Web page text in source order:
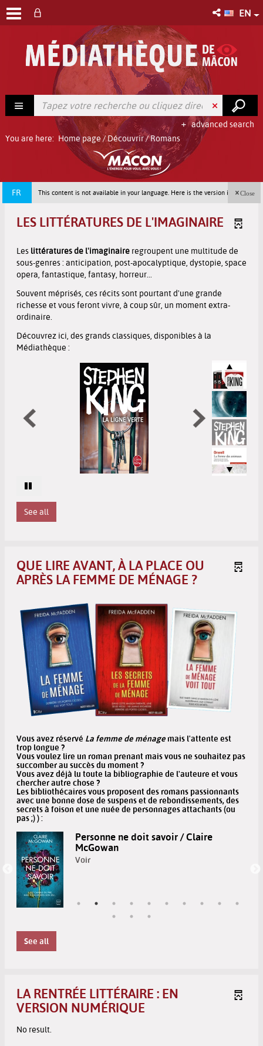
EN
advanced search
You are here: Home page/Découvrir/Romans
FR This content is not available in your language. Here is the version in french
Close
LES LITTÉRATURES DE L'IMAGINAIRE
Les littératures de l'imaginaire regroupent une multitude de
sous-genres : anticipation, post-apocalyptique, dystopie, space
opera, fantastique, fantasy, horreur...
Souvent méprisés, ces récits sont pourtant d'une grande
richesse et vous feront vivre, à coup sûr, un moment extra-
ordinaire.
Découvrez ici, des grands classiques, disponibles à la
Médiathèque :
See all
QUE LIRE AVANT, À LA PLACE OU
APRÈS LA FEMME DE MÉNAGE ?
Vous avez réservé La femme de ménage mais l'attente est
trop longue ?
Vous voulez lire un roman prenant mais vous ne souhaitez pas
succomber au succès du moment ?
Vous avez déjà lu toute la bibliographie de l'auteure et vous
chercher autre chose ?
Les bibliothécaires vous proposent des romans passionnants
avec une bonne dose de suspens et de rebondissements, des
secrets à foison et une nuée de personnages attachants (ou
pas ;) ) :
Ce qu'il nous faut, c'est un mort / Hervé
Com...
Voir
See all
LA RENTRÉE LITTÉRAIRE : EN
VERSION NUMÉRIQUE
No result.